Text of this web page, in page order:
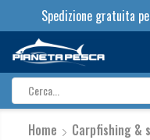
Spedizione gratuita
Home Carpfishing &